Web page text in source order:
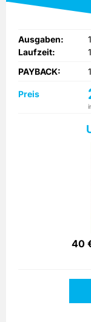
Ausgaben:
Laufzeit:
PAYBACK:
Preis
40